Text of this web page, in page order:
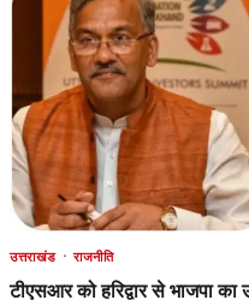
उत्तराखंड राजनीति
टीएसआर को हरिद्वार से भाजपा का